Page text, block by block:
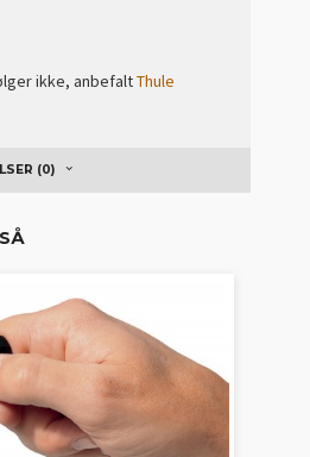
ikke, anbefaltThule
(0)